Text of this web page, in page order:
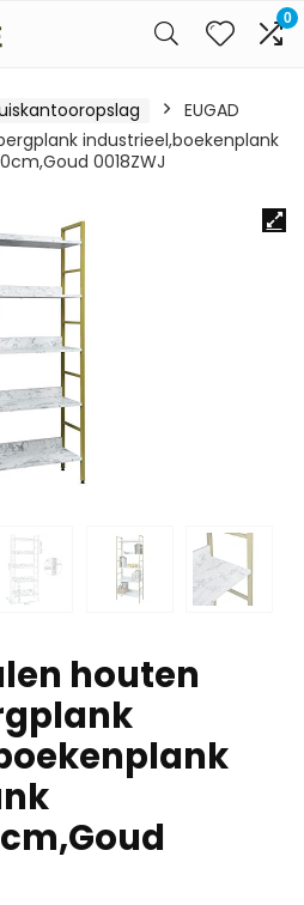
0
EUGAD
industrieel,boekenplank
0018ZWJ
houten